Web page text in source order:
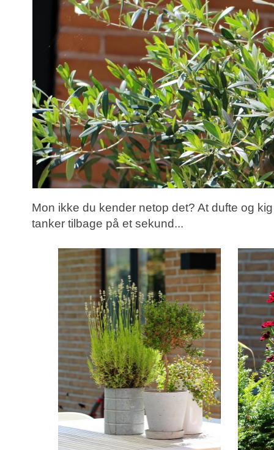
Mon ikke du kender netop det? At dufte og
tanker tilbage på et sekund...